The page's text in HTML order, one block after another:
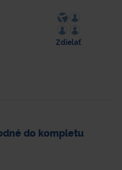
Zdielať
do kompletu